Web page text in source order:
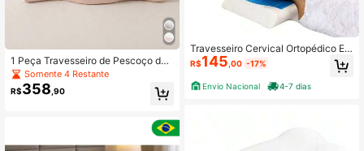
1 Peça Travesseiro de Pescoço de
Espuma de Memória de Duas Zona
s, Travesseiro de Suporte Cervical
com Suporte Zonal para Dormir de
Somente 4 Restante
R$358 ,90
Travesseiro Cervical Ortopédico Es
puma de Memória Com Gel Ice Ergo
nômico Com Capa
R$145 ,00 -17%
Envio Nacional 4-7 dias